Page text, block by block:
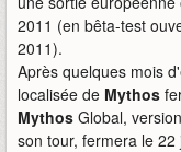
2011 (en bêta-test
2011).
Après quelques mois
localisée de Mythos
Mythos Global,
son tour, fermera le 22